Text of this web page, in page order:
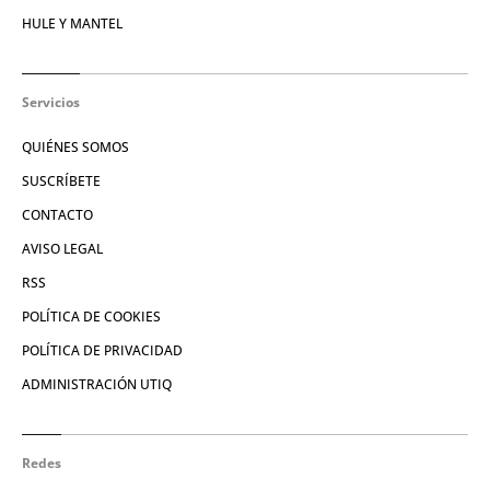
HULE Y MANTEL
Servicios
QUIÉNES SOMOS
SUSCRÍBETE
CONTACTO
AVISO LEGAL
RSS
POLÍTICA DE COOKIES
POLÍTICA DE PRIVACIDAD
ADMINISTRACIÓN UTIQ
Redes